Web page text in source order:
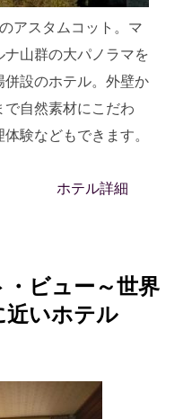
アスタムコット。マ
山群の大パノラマを
設のホテル。外壁か
で自然素材にこだわ
験などもできます。
ホテル詳細
ビュー～世界
いホテル